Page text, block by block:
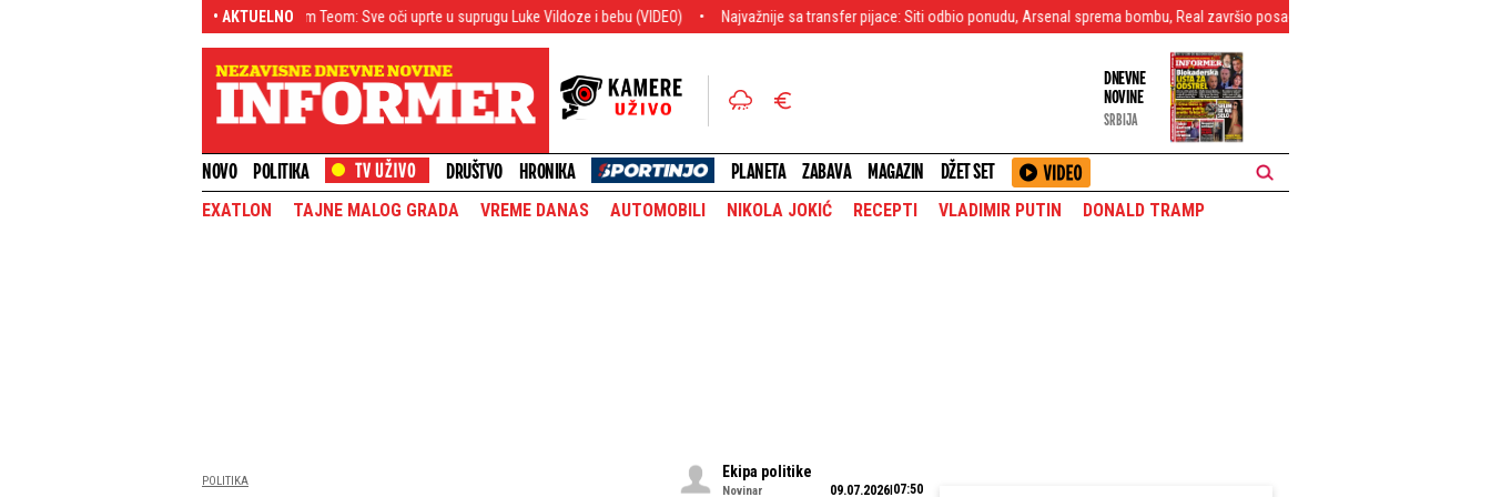
• AKTUELNO
Milica prvi put u Beogradu sa sinom Teom: Sve oči uprte u suprugu Luke Vildoze i bebu (VIDEO) Najvažnije sa transfer pijace: Siti odbio ponudu, Arsenal sprema bombu, Real završio posao? "Sportinjo" dočekao Vildozu na
DNEVNE
NOVINE
SRBIJA
NOVO POLITIKA DRUŠTVO HRONIKA PLANETA ZABAVA MAGAZIN DŽET SET
EXATLON TAJNE MALOG GRADA VREME DANAS AUTOMOBILI NIKOLA JOKIĆ RECEPTI VLADIMIR PUTIN DONALD TRAMP
POLITIKA
Ekipa politike
Novinar 09.07.2026 07:50